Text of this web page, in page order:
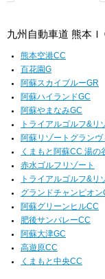
九州自動車道 熊本Ｉ
熊本空港CC
百花園G
阿蘇スカイブルーGR
阿蘇ハイランドGC
阿蘇やまなみGC
トライアルゴルフ&リ
阿蘇リゾートグランヴ
くまもと阿蘇CC 湯の
赤水ゴルフリゾート
トライアルゴルフ&リ
グランドチャンピオン
阿蘇グリーンヒルCC
肥後サンバレーCC
阿蘇大津GC
高遊原CC
くまもと中央CC